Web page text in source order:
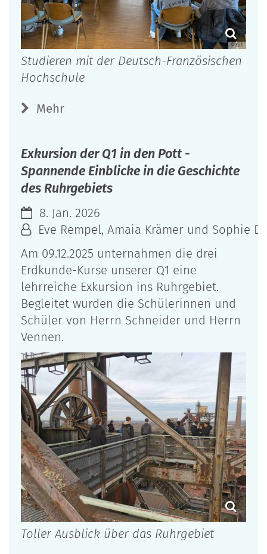
© Küh
Studieren mit der Deutsch-Französischen
Hochschule
Mehr
Exkursion der Q1 in den Pott -
Spannende Einblicke in die Geschichte
des Ruhrgebiets
8. Jan. 2026
Eve Rempel, Amaia Krämer und Sophie
Am 09.12.2025 unternahmen die drei
Erdkunde-Kurse unserer Q1 eine
lehrreiche Exkursion ins Ruhrgebiet.
Begleitet wurden die Schülerinnen und
Schüler von Herrn Schneider und Herrn
Vennen.
Toller Ausblick über das Ruhrgebiet